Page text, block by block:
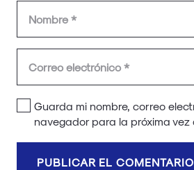
Guarda mi nombre, correo
navegador para la próxima vez
PUBLICAR EL COMENTARIO